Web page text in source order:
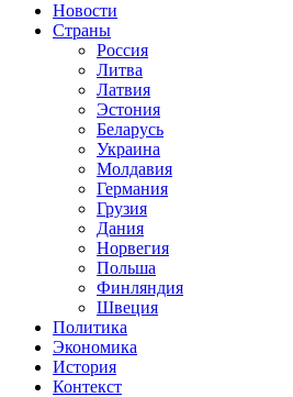
Новости
Страны
Россия
Литва
Латвия
Эстония
Беларусь
Украина
Молдавия
Германия
Грузия
Дания
Норвегия
Польша
Финляндия
Швеция
Политика
Экономика
История
Контекст